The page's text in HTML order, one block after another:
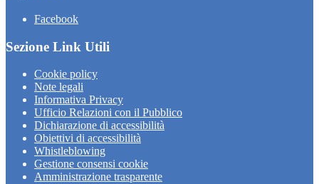
Facebook
Sezione Link Utili
Cookie policy
Note legali
Informativa Privacy
Ufficio Relazioni con il Pubblico
Dichiarazione di accessibilità
Obiettivi di accessibilità
Whistleblowing
Gestione consensi cookie
Amministrazione trasparente